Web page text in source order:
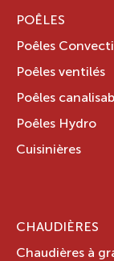
POÊLES
Poêles
Poêles ventilés
Poêles
Poêles Hydro
Cuisinières
CHAUDIÈRES
Chaudières à